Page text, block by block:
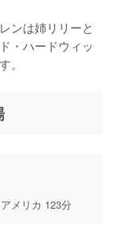
ンは姉リリーと
・ハードウィッ
メリカ 123分